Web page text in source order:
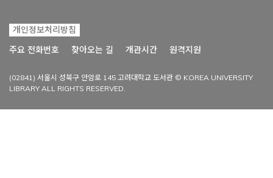
개인정보처리방침
주요 전화번호
찾아오는 길 개관시간 원격지원
(02841) 서울시 성북구 안암로 145 고려대학교 도서관 © KOREA UNIVERSITY
LIBRARY ALL RIGHTS RESERVED.